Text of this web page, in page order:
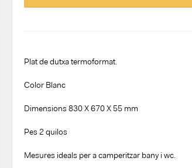
Plat de dutxa termoformat.
Color Blanc
Dimensions 830 X 670 X 55 mm
Pes 2 quilos
Mesures ideals per a camperitzar bany i wc.